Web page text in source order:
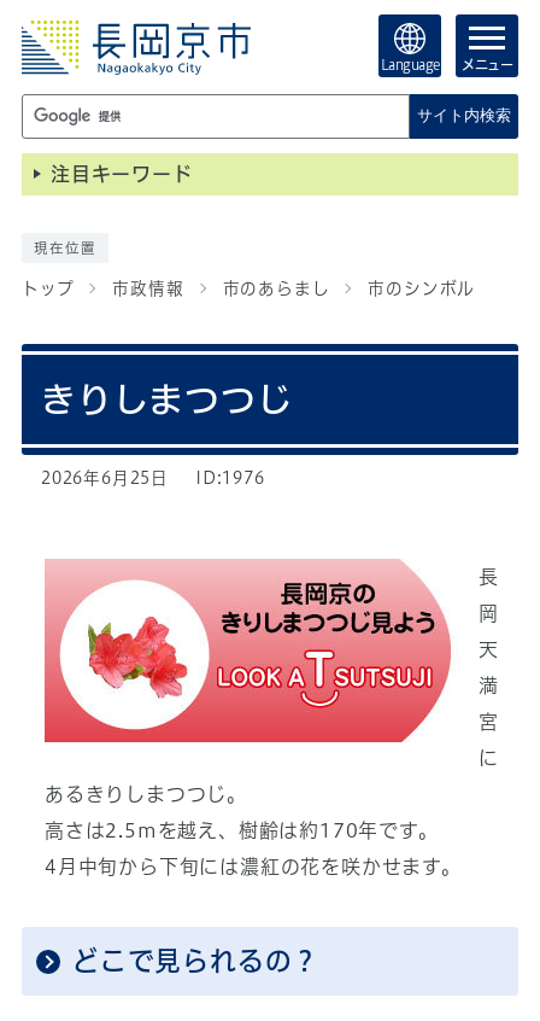
Language メニュー
サイト内検索
注目キーワード
現在位置
トップ 市政情報 市のあらまし 市のシンボル
きりしまつつじ
2026年6月25日 ID:1976
長
岡
天
満
宮
に
あるきりしまつつじ。
高さは2.5mを越え、樹齢は約170年です。
4月中旬から下旬には濃紅の花を咲かせます。
どこで見られるの？